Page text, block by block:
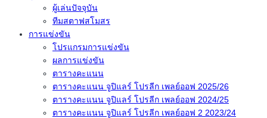
ผู้เล่นปัจจุบัน
ทีมสตาฟสโมสร
การแข่งขัน
โปรแกรมการแข่งขัน
ผลการแข่งขัน
ตารางคะแนน
ตารางคะแนน จูปิแลร์ โปรลีก เพลย์ออฟ 2025/26
ตารางคะแนน จูปิแลร์ โปรลีก เพลย์ออฟ 2024/25
ตารางคะแนน จูปิแลร์ โปรลีก เพลย์ออฟ 2 2023/24